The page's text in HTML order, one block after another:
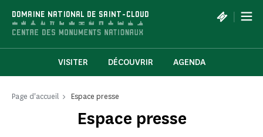
DOMAINE NATIONAL DE SAINT-CLOUD |
VISITER DÉCOUVRIR AGENDA
Page d'accueil Espace presse
Espace presse